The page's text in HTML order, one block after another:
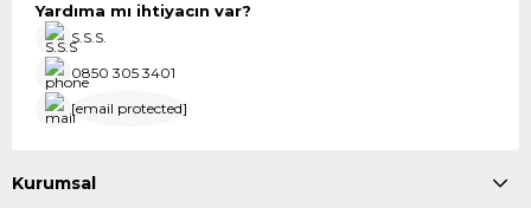
Yardıma mı ihtiyacın var?
S.S.S.
0850 305 3401
[email protected]
Kurumsal